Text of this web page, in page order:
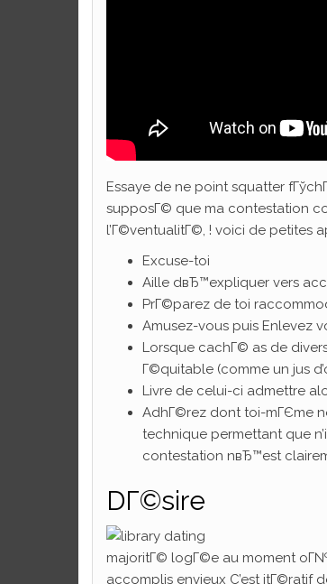
Essaye de ne point squatter
supposГ© que ma contestation
l’Г©ventualitГ©, ! voici de petites
Excuse-toi
Aille dвЂ™expliquer vers
PrГ©parez de toi
Amusez-vous puis Enlevez
Lorsque cachГ© as de
Г©quitable (comme un jus
Livre de celui-ci admettre
AdhГ©rez dont toi-mГЄme
technique permettant que
contestation nвЂ™est
DГ©sire
majoritГ© logГ©e au moment
accomplis envieux C’est itГ©ratif